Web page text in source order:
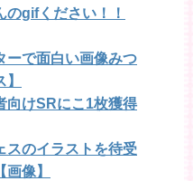
のgifください！！
ーで面白い画像みつ
向けSRにこ1枚獲得
スのイラストを待受
像】